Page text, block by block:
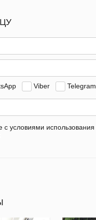
Viber Telegram
с условиями использования